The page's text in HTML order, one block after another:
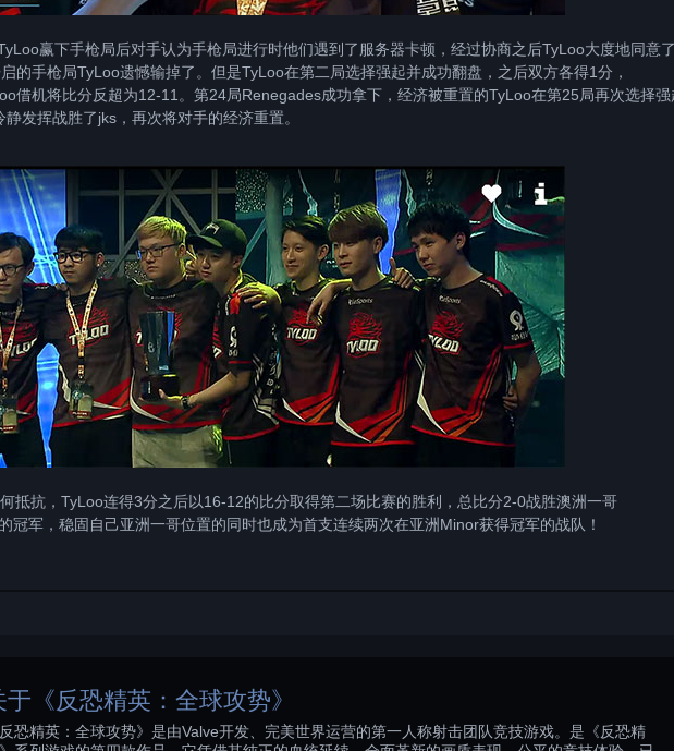
赢下手枪局后对手认为手枪局进行时他们遇到了服务器卡顿，经过协商之后TyLoo大度地同意
的手枪局TyLoo遗憾输掉了。但是TyLoo在第二局选择强起并成功翻盘，之后双方各得1分，
借机将比分反超为12-11。第24局Renegades成功拿下，经济被重置的TyLoo在第25局再次选择强
发挥战胜了jks，再次将对手的经济重置。
抗，TyLoo连得3分之后以16-12的比分取得第二场比赛的胜利，总比分2-0战胜澳洲一哥
冠军，稳固自己亚洲一哥位置的同时也成为首支连续两次在亚洲Minor获得冠军的战队！
于《反恐精英：全球攻势》
反恐精英：全球攻势》是由Valve开发、完美世界运营的第一人称射击团队竞技游戏。是《反恐精